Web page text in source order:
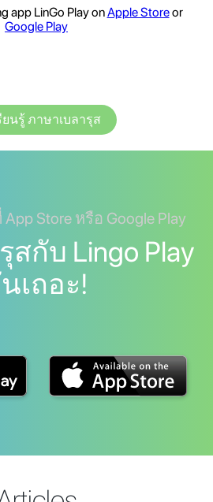
app LinGo Play onApple Storeor
Google Play
ยนรู้ ภาษาเบลารุส
Store หรือ Google Play
สกับ Lingo Play
เถอะ!